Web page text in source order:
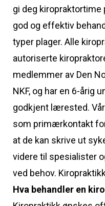
gi deg kiropraktortime
god og effektiv
typer plager. Alle
autoriserte
medlemmer av Den
NKF, og har en 6-årig
godkjent lærested.
som primærkontakt
at de kan skrive ut
videre til spesialister
ved behov.
Hva behandler en